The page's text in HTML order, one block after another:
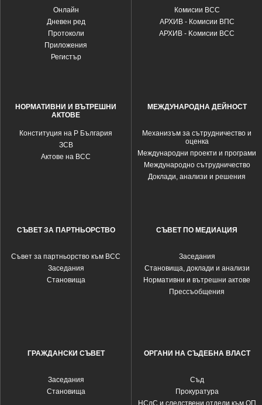
Oнлайн
Дневен ред
Протоколи
Приложения
Регистър
Комисии ВСС
АРХИВ - Комисии ВПС
АРХИВ - Kомисии ВСС
НОРМАТИВНИ И ВЪТРЕШНИ
АКТОВЕ
Конституция на Р България
ЗСВ
Актове на ВСС
МЕЖДУНАРОДНА ДЕЙНОСТ
Механизъм за сътрудничество и
оценка
Международни проекти и програми
Международно сътрудничество
Доклади, анализи и решения
СЪВЕТ ЗА ПАРТНЬОРСТВО
Съвет за партньорство към ВСС
Заседания
Становища
СЪВЕТ ПО МЕДИАЦИЯ
Заседания
Становища, доклади и анализи
Нормативни и вътрешни актове
Прессъобщения
ГРАЖДАНСКИ СЪВЕТ
Заседания
Становища
ОРГАНИ НА СЪДЕБНА ВЛАСТ
Съд
Прокуратура
НСлС и следствени отдели към ОП